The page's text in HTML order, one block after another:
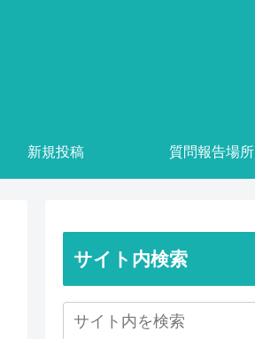
新規投稿 質問報告場所
サイト内検索